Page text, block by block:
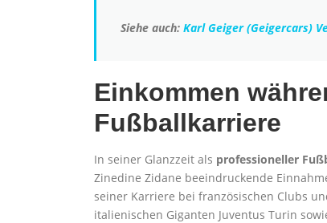
Siehe auch: Karl Geiger (Geigercars)
Einkommen
Fußballkarriere
In seiner Glanzzeit als professioneller
Zinedine Zidane beeindruckende
seiner Karriere bei französischen Clubs
italienischen Giganten Juventus Turin